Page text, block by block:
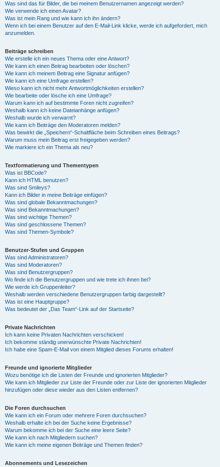
Was sind das für Bilder, die bei meinem Benutzernamen angezeigt werden?
Wie verwende ich einen Avatar?
Was ist mein Rang und wie kann ich ihn ändern?
Wenn ich bei einem Benutzer auf den E-Mail-Link klicke, werde ich aufgefordert, mich
anzumelden.
Beiträge schreiben
Wie erstelle ich ein neues Thema oder eine Antwort?
Wie kann ich einen Beitrag bearbeiten oder löschen?
Wie kann ich meinem Beitrag eine Signatur anfügen?
Wie kann ich eine Umfrage erstellen?
Wieso kann ich nicht mehr Antwortmöglichkeiten erstellen?
Wie bearbeite oder lösche ich eine Umfrage?
Warum kann ich auf bestimmte Foren nicht zugreifen?
Weshalb kann ich keine Dateianhänge anfügen?
Weshalb wurde ich verwarnt?
Wie kann ich Beiträge den Moderatoren melden?
Was bewirkt die „Speichern“-Schaltfläche beim Schreiben eines Beitrags?
Warum muss mein Beitrag erst freigegeben werden?
Wie markiere ich ein Thema als neu?
Textformatierung und Thementypen
Was ist BBCode?
Kann ich HTML benutzen?
Was sind Smileys?
Kann ich Bilder in meine Beiträge einfügen?
Was sind globale Bekanntmachungen?
Was sind Bekanntmachungen?
Was sind wichtige Themen?
Was sind geschlossene Themen?
Was sind Themen-Symbole?
Benutzer-Stufen und Gruppen
Was sind Administratoren?
Was sind Moderatoren?
Was sind Benutzergruppen?
Wo finde ich die Benutzergruppen und wie trete ich ihnen bei?
Wie werde ich Gruppenleiter?
Weshalb werden verschiedene Benutzergruppen farbig dargestellt?
Was ist eine Hauptgruppe?
Was bedeutet der „Das Team“-Link auf der Startseite?
Private Nachrichten
Ich kann keine Privaten Nachrichten verschicken!
Ich bekomme ständig unerwünschte Private Nachrichten!
Ich habe eine Spam-E-Mail von einem Mitglied dieses Forums erhalten!
Freunde und ignorierte Mitglieder
Wozu benötige ich die Listen der Freunde und ignorierten Mitglieder?
Wie kann ich Mitglieder zur Liste der Freunde oder zur Liste der ignorierten Mitglieder
hinzufügen oder diese wieder aus den Listen entfernen?
Die Foren durchsuchen
Wie kann ich ein Forum oder mehrere Foren durchsuchen?
Weshalb erhalte ich bei der Suche keine Ergebnisse?
Warum bekomme ich bei der Suche eine leere Seite?
Wie kann ich nach Mitgliedern suchen?
Wie kann ich meine eigenen Beiträge und Themen finden?
Abonnements und Lesezeichen